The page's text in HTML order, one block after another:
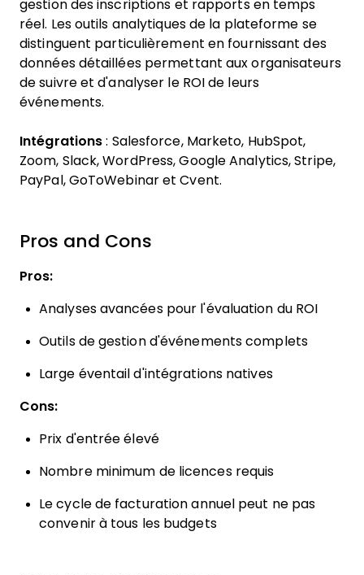
gestion des inscriptions et rapports en temps
réel. Les outils analytiques de la plateforme se
distinguent particulièrement en fournissant des
données détaillées permettant aux organisateurs
de suivre et d'analyser le ROI de leurs
événements.
Intégrations : Salesforce, Marketo, HubSpot,
Zoom, Slack, WordPress, Google Analytics, Stripe,
PayPal, GoToWebinar et Cvent.
Pros and Cons
Pros:
Analyses avancées pour l'évaluation du ROI
Outils de gestion d'événements complets
Large éventail d'intégrations natives
Cons:
Prix d'entrée élevé
Nombre minimum de licences requis
Le cycle de facturation annuel peut ne pas
convenir à tous les budgets